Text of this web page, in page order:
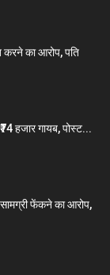
करने का आरोप, पति
हजार गायब, पोस्ट...
फेंकने का आरोप,